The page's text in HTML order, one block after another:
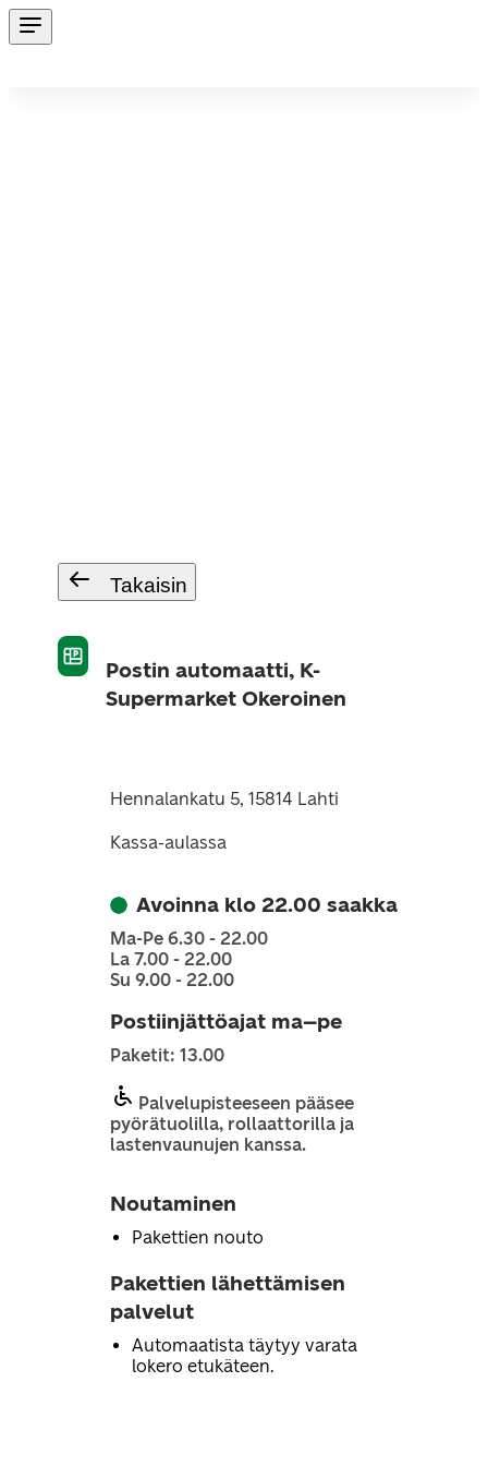
Takaisin
Postin automaatti, K-
Supermarket Okeroinen
Hennalankatu 5, 15814 Lahti
Kassa-aulassa
Avoinna klo 22.00 saakka
Ma-Pe 6.30 - 22.00
La 7.00 - 22.00
Su 9.00 - 22.00
Postiinjättöajat ma–pe
Paketit: 13.00
Palvelupisteeseen pääsee
pyörätuolilla, rollaattorilla ja
lastenvaunujen kanssa.
Noutaminen
Pakettien nouto
Pakettien lähettämisen
palvelut
Automaatista täytyy varata
lokero etukäteen.